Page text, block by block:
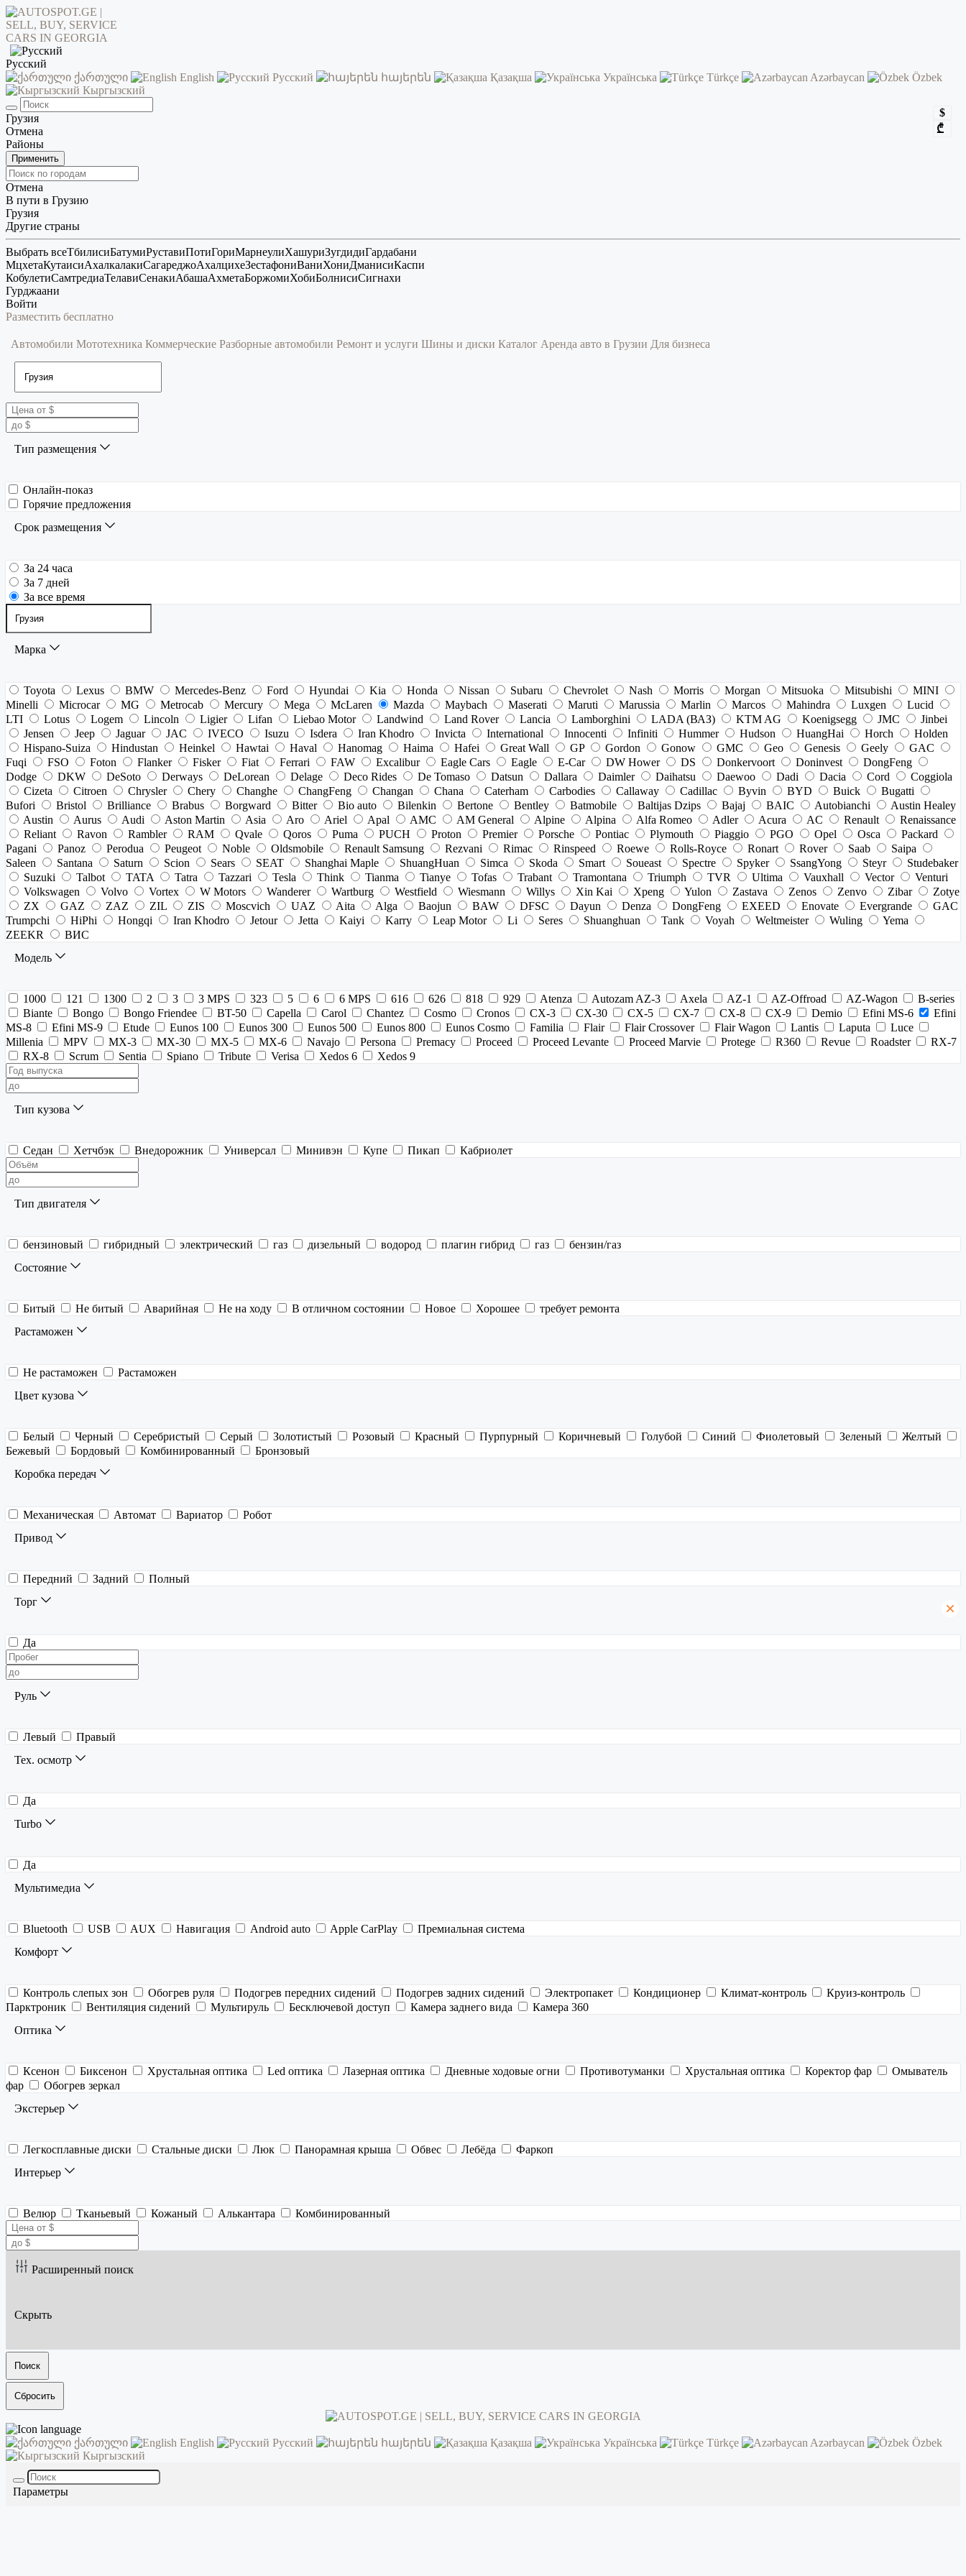
Русский
ქართული
English Русский հայերեն Қазақша Українська Türkçe Azərbaycan
Özbek
Кыргызский
$
₾
Грузия
Отмена
Районы
Применить
Отмена
В пути в Грузию
Грузия
Другие страны
Выбрать всеТбилисиБатумиРуставиПотиГориМарнеулиХашуриЗугдидиГардабани
МцхетаКутаисиАхалкалакиСагареджоАхалцихеЗестафониВаниХониДманисиКаспи
КобулетиСамтредиаТелавиСенакиАбашаАхметаБоржомиХобиБолнисиСигнахи
Гурджаани
Войти
Разместить бесплатно
Автомобили Мототехника Коммерческие Разборные автомобили Ремонт и услуги Шины и диски Каталог Аренда авто в Грузии Для бизнеса
Тип размещения
Онлайн-показ
Горячие предложения
Срок размещения
За 24 часа
За 7 дней
За все время
Марка
Toyota Lexus BMW Mercedes-Benz Ford Hyundai Kia Honda Nissan Subaru Chevrolet Nash Morris Morgan Mitsuoka Mitsubishi
MINI
Minelli
Microcar MG Metrocab Mercury Mega McLaren Mazda Maybach Maserati Maruti Marussia Marlin Marcos Mahindra Luxgen
Lucid
LTI
Lotus Logem Lincoln Ligier Lifan Liebao Motor Landwind Land Rover Lancia Lamborghini LADA (ВАЗ) KTM AG Koenigsegg JMC
Jinbei
Jensen
Jeep Jaguar JAC IVECO Isuzu Isdera Iran Khodro Invicta International Innocenti Infiniti Hummer Hudson HuangHai Horch
Holden
Hispano-Suiza
Hindustan Heinkel Hawtai Haval Hanomag Haima Hafei Great Wall GP Gordon Gonow GMC Geo Genesis Geely
GAC
Fuqi
FSO Foton Flanker Fisker Fiat Ferrari FAW Excalibur Eagle Cars Eagle E-Car DW Hower DS Donkervoort Doninvest
DongFeng
Dodge
DKW DeSoto Derways DeLorean Delage Deco Rides De Tomaso Datsun Dallara Daimler Daihatsu Daewoo Dadi Dacia Cord
Coggiola
Cizeta
Citroen Chrysler Chery Changhe ChangFeng Changan Chana Caterham Carbodies Callaway Cadillac Byvin BYD Buick
Bugatti
Bufori
Bristol Brilliance Brabus Borgward Bitter Bio auto Bilenkin Bertone Bentley Batmobile Baltijas Dzips Bajaj BAIC Autobianchi
Austin Healey
Austin
Aurus Audi Aston Martin Asia Aro Ariel Apal AMC AM General Alpine Alpina Alfa Romeo Adler Acura AC Renault
Renaissance
Reliant
Ravon Rambler RAM Qvale Qoros Puma PUCH Proton Premier Porsche Pontiac Plymouth Piaggio PGO Opel Osca
Packard
Pagani
Panoz Perodua Peugeot Noble Oldsmobile Renault Samsung Rezvani Rimac Rinspeed Roewe Rolls-Royce Ronart Rover Saab
Saipa
Saleen
Santana Saturn Scion Sears SEAT Shanghai Maple ShuangHuan Simca Skoda Smart Soueast Spectre Spyker SsangYong Steyr
Studebaker
Suzuki
Talbot TATA Tatra Tazzari Tesla Think Tianma Tianye Tofas Trabant Tramontana Triumph TVR Ultima Vauxhall Vector
Venturi
Volkswagen
Volvo Vortex W Motors Wanderer Wartburg Westfield Wiesmann Willys Xin Kai Xpeng Yulon Zastava Zenos Zenvo Zibar
Zotye
ZX
GAZ ZAZ ZIL ZIS Moscvich UAZ Aita Alga Baojun BAW DFSC Dayun Denza DongFeng EXEED Enovate Evergrande
GAC
Trumpchi
HiPhi Hongqi Iran Khodro Jetour Jetta Kaiyi Karry Leap Motor Li Seres Shuanghuan Tank Voyah Weltmeister Wuling
Yema
ZEEKR
ВИС
Модель
1000 121 1300 2 3 3 MPS 323 5 6 6 MPS 616 626 818 929 Atenza Autozam AZ-3 Axela AZ-1 AZ-Offroad AZ-Wagon
B-series
Biante
Bongo Bongo Friendee BT-50 Capella Carol Chantez Cosmo Cronos CX-3 CX-30 CX-5 CX-7 CX-8 CX-9 Demio Efini MS-6
Efini
MS-8
Efini MS-9 Etude Eunos 100 Eunos 300 Eunos 500 Eunos 800 Eunos Cosmo Familia Flair Flair Crossover Flair Wagon Lantis Laputa
Luce
Millenia
MPV MX-3 MX-30 MX-5 MX-6 Navajo Persona Premacy Proceed Proceed Levante Proceed Marvie Protege R360 Revue Roadster
RX-7
RX-8
Scrum Sentia Spiano Tribute Verisa Xedos 6 Xedos 9
Тип кузова
Седан Хетчбэк Внедорожник Универсал Минивэн Купе Пикап Кабриолет
Тип двигателя
бензиновый гибридный электрический газ дизельный водород плагин гибрид газ
бензин/газ
Состояние
Битый Не битый Аварийная Не на ходу В отличном состоянии Новое Хорошее
требует ремонта
Растаможен
Не растаможен
Растаможен
Цвет кузова
Белый Черный Серебристый Серый Золотистый Розовый Красный Пурпурный Коричневый Голубой Синий Фиолетовый Зеленый
Желтый
Бежевый
Бордовый Комбинированный
Бронзовый
Коробка передач
Механическая Автомат Вариатор
Робот
Привод
Передний Задний
Полный
Торг
Да
Руль
Левый
Правый
Тех. осмотр
Да
Turbo
Да
Мультимедиа
Bluetooth USB AUX Навигация Android auto Apple CarPlay
Премиальная система
Комфорт
Контроль слепых зон Обогрев руля Подогрев передних сидений Подогрев задних сидений Электропакет Кондиционер Климат-контроль
Круиз-контроль
Парктроник
Вентиляция сидений Мультируль Бесключевой доступ Камера заднего вида
Камера 360
Оптика
Ксенон Биксенон Хрустальная оптика Led оптика Лазерная оптика Дневные ходовые огни Противотуманки Хрустальная оптика Коректор фар
Омыватель
фар
Обогрев зеркал
Экстерьер
Легкосплавные диски Стальные диски Люк Панорамная крыша Обвес Лебёда
Фаркоп
Интерьер
Велюр Тканьевый Кожаный Алькантара Комбинированный
Расширенный поиск
Скрыть
Поиск
Сбросить
ქართული English Русский հայերեն Қазақша Українська Türkçe Azərbaycan
Özbek
Кыргызский
Параметры